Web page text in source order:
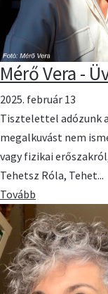
Mérő Vera -
2025. február 13
Tisztelettel adózunk
megalkuvást nem
vagy fizikai
Tehetsz Róla, Tehet...
Tovább